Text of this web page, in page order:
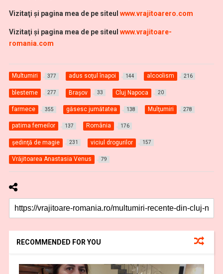
Vizitaţi şi pagina mea de pe siteul www.vrajitoarero.com
Vizitaţi şi pagina mea de pe siteul www.vrajitoare-
romania.com
Multumiri 377 adus soţul înapoi 144 alcoolism 216
blesteme 277 Braşov 33 Cluj Napoca 20
farmece 355 găsesc jumătatea 138 Mulţumiri 278
patima femeilor 137 România 176
şedinţă de magie 231 viciul drogurilor 157
Vrăjitoarea Anastasia Venus 79
RECOMMENDED FOR YOU